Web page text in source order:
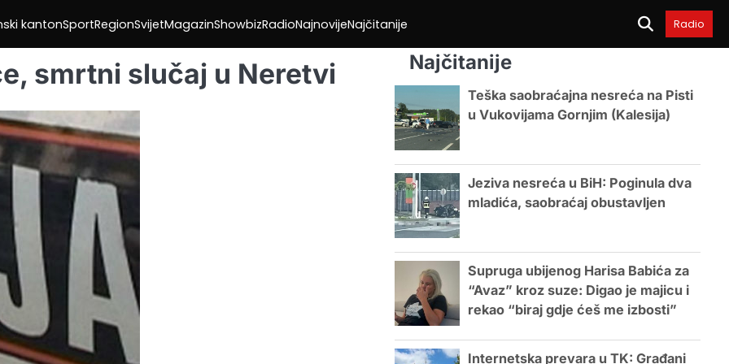
kantonSportRegionSvijetMagazinShowbizRadioNajnovijeNajčitanije Radio
smrtni slučaj u Neretvi Najčitanije
Teška saobraćajna nesreća na Pisti
u Vukovijama Gornjim (Kalesija)
Jeziva nesreća u BiH: Poginula dva
mladića, saobraćaj obustavljen
Supruga ubijenog Harisa Babića za
“Avaz” kroz suze: Digao je majicu i
rekao “biraj gdje ćeš me izbosti”
Internetska prevara u TK: Građani